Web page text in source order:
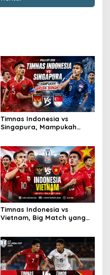
Timnas Indonesia vs
Singapura, Mampukah
Timnas Indonesia vs
Vietnam, Big Match yang